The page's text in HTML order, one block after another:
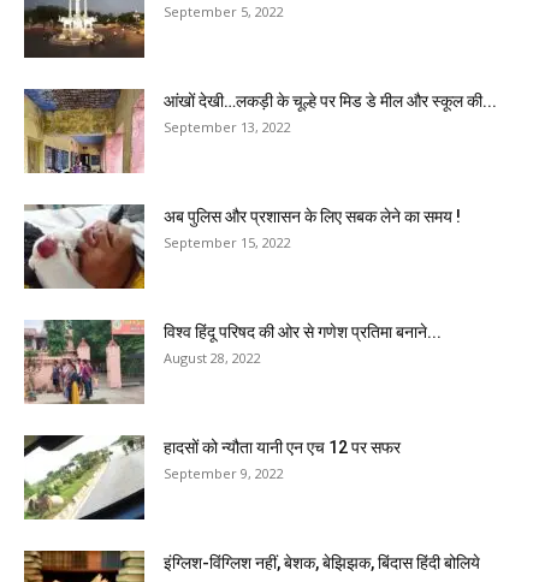
September 5, 2022
आंखों देखी…लकड़ी के चूल्हे पर मिड डे मील और स्कूल की...
September 13, 2022
अब पुलिस और प्रशासन के लिए सबक लेने का समय !
September 15, 2022
विश्व हिंदू परिषद की ओर से गणेश प्रतिमा बनाने...
August 28, 2022
हादसों को न्यौता यानी एन एच 12 पर सफर
September 9, 2022
इंग्लिश-विंग्लिश नहीं, बेशक, बेझिझक, बिंदास हिंदी बोलिये